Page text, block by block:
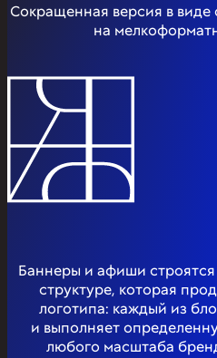
Сокращенная версия в виде
на
Баннеры и афиши
структуре, которая
логотипа: каждый из
и выполняет
любого масштаба